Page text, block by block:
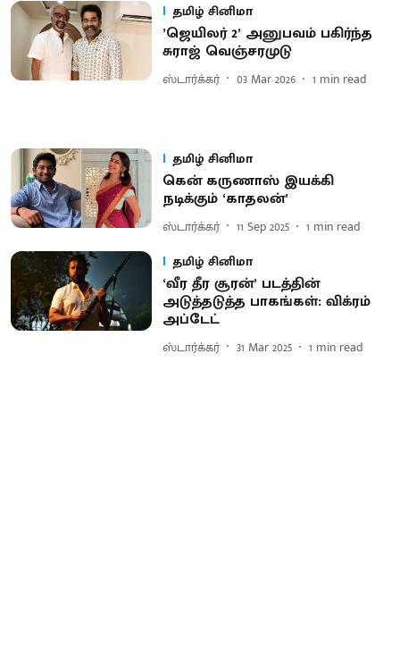
தமிழ் சினிமா
’ஜெயிலர் 2’ அனுபவம் பகிர்ந்த
சுராஜ் வெஞ்சரமுடு
ஸ்டார்க்கர் 03 Mar 2026 1 min read
தமிழ் சினிமா
கென் கருணாஸ் இயக்கி
நடிக்கும் ‘காதலன்’
ஸ்டார்க்கர் 11 Sep 2025 1 min read
தமிழ் சினிமா
‘வீர தீர சூரன்’ படத்தின்
அடுத்தடுத்த பாகங்கள்: விக்ரம்
அப்டேட்
ஸ்டார்க்கர் 31 Mar 2025 1 min read